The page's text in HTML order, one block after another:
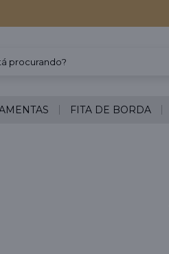
FITA DE BORDA